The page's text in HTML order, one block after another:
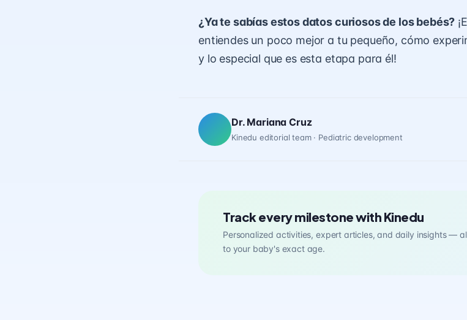
¿Ya te sabías estos datos curiosos de los bebés?
entiendes un poco mejor a tu pequeño, cómo
y lo especial que es esta etapa para él!
Dr. Mariana Cruz
Kinedu editorial team · Pediatric development
Track every milestone with Kinedu
Personalized activities, expert articles, and daily insights —
to your baby's exact age.